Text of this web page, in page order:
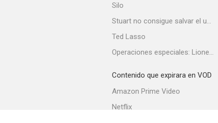
Silo
Stuart no consigue salvar el universo
Ted Lasso
Operaciones especiales: Lioness
Contenido que expirara en VOD
Amazon Prime Video
Netflix